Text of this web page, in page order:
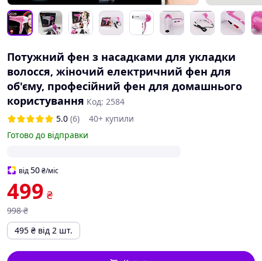
Потужний фен з насадками для укладки
волосся, жіночий електричний фен для
об'єму, професійний фен для домашнього
користування Код: 2584
5.0 (6)
40+ купили
Готово до відправки
від50₴/міс
499 ₴
998 ₴
495 ₴ від 2 шт.